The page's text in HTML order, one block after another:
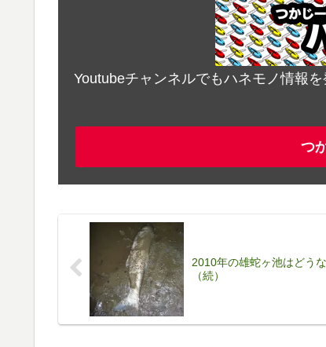
Youtubeチャンネルでもハネモノ情報
つ
2010年の雄蛇ヶ池はどう
（続）